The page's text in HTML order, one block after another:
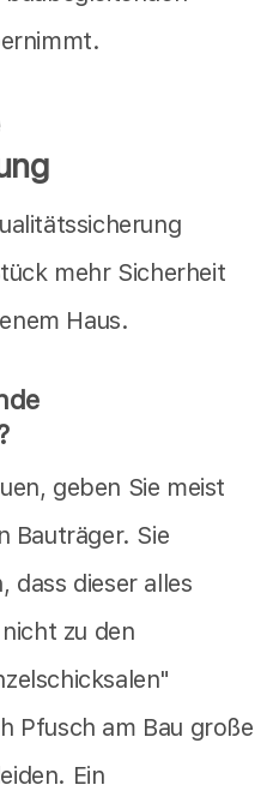
mehr Sicherheit
Haus.
geben Sie meist
Bauträger. Sie
dass dieser alles
zu den
Pfusch am Bau große
Ein